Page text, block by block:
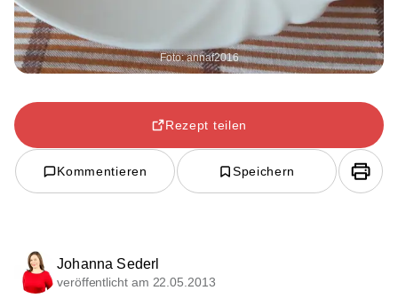
Foto: annaf2016
Rezept teilen
Kommentieren Speichern
Johanna Sederl
veröffentlicht am 22.05.2013